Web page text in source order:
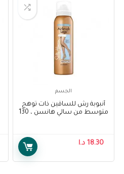
الجسم
أنبوبة رش للساقين ذات توهج
متوسط من سالي هانسن ، 130
18.30 د.ا